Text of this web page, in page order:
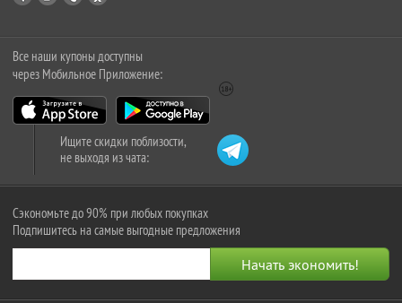
Все наши купоны доступны
через Мобильное Приложение:
Ищите скидки поблизости,
не выходя из чата:
Сэкономьте до 90% при любых покупках
Подпишитесь на самые выгодные предложения